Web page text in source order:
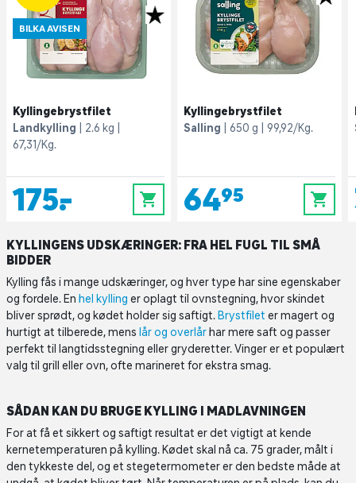
BILKA AVISEN
Kyllingebrystfilet
Landkylling
2.6 kg
67,31/Kg.
175,- 0
Kyllingebrystfilet
Salling
650 g 99,92/Kg.
64,95 0
KYLLINGENS UDSKÆRINGER: FRA HEL FUGL TIL SMÅ
BIDDER
Kylling fås i mange udskæringer, og hver type har sine egenskaber
og fordele. En hel kylling er oplagt til ovnstegning, hvor skindet
bliver sprødt, og kødet holder sig saftigt. Brystfilet er magert og
hurtigt at tilberede, mens lår og overlårhar mere saft og passer
perfekt til langtidsstegning eller gryderetter. Vinger er et populært
valg til grill eller ovn, ofte marineret for ekstra smag.
SÅDAN KAN DU BRUGE KYLLING I MADLAVNINGEN
For at få et sikkert og saftigt resultat er det vigtigt at kende
kernetemperaturen på kylling. Kødet skal nå ca. 75 grader, målt i
den tykkeste del, og et stegetermometer er den bedste måde at